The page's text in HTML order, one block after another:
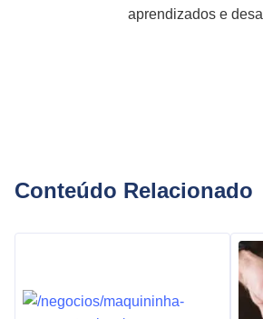
aprendizados e
Conteúdo Relacionado